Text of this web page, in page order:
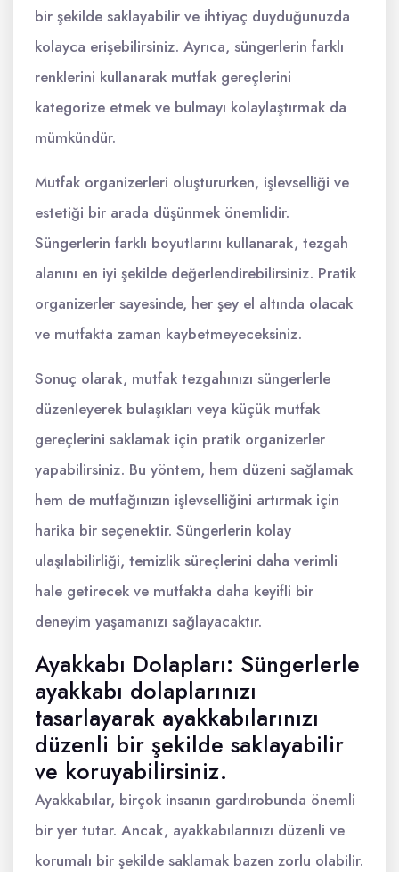
bir şekilde saklayabilir ve ihtiyaç duyduğunuzda
kolayca erişebilirsiniz. Ayrıca, süngerlerin farklı
renklerini kullanarak mutfak gereçlerini
kategorize etmek ve bulmayı kolaylaştırmak da
mümkündür.
Mutfak organizerleri oluştururken, işlevselliği ve
estetiği bir arada düşünmek önemlidir.
Süngerlerin farklı boyutlarını kullanarak, tezgah
alanını en iyi şekilde değerlendirebilirsiniz. Pratik
organizerler sayesinde, her şey el altında olacak
ve mutfakta zaman kaybetmeyeceksiniz.
Sonuç olarak, mutfak tezgahınızı süngerlerle
düzenleyerek bulaşıkları veya küçük mutfak
gereçlerini saklamak için pratik organizerler
yapabilirsiniz. Bu yöntem, hem düzeni sağlamak
hem de mutfağınızın işlevselliğini artırmak için
harika bir seçenektir. Süngerlerin kolay
ulaşılabilirliği, temizlik süreçlerini daha verimli
hale getirecek ve mutfakta daha keyifli bir
deneyim yaşamanızı sağlayacaktır.
Ayakkabı Dolapları: Süngerlerle
ayakkabı dolaplarınızı
tasarlayarak ayakkabılarınızı
düzenli bir şekilde saklayabilir
ve koruyabilirsiniz.
Ayakkabılar, birçok insanın gardırobunda önemli
bir yer tutar. Ancak, ayakkabılarınızı düzenli ve
korumalı bir şekilde saklamak bazen zorlu olabilir.